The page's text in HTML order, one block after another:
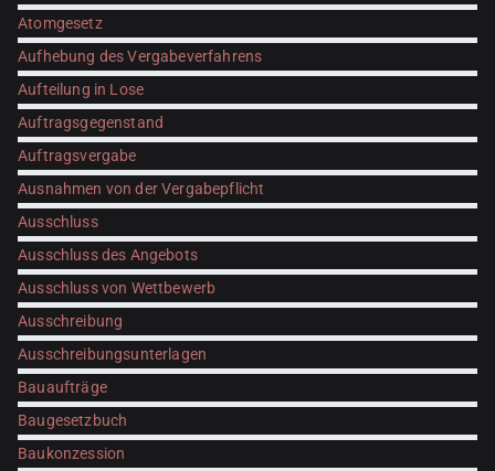
Atomgesetz
Aufhebung des Vergabeverfahrens
Aufteilung in Lose
Auftragsgegenstand
Auftragsvergabe
Ausnahmen von der Vergabepflicht
Ausschluss
Ausschluss des Angebots
Ausschluss von Wettbewerb
Ausschreibung
Ausschreibungsunterlagen
Bauaufträge
Baugesetzbuch
Baukonzession